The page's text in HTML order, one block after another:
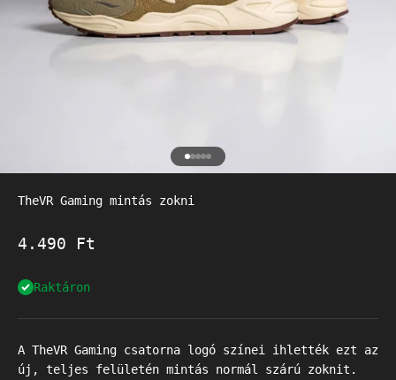
Go to item 1
Go to item 2
Go to item 3
Go to item 4
Go to item 5
TheVR Gaming mintás zokni
Akciós ár
4.490 Ft
Raktáron
A TheVR Gaming csatorna logó színei ihlették ezt az
új, teljes felületén mintás normál szárú zoknit.